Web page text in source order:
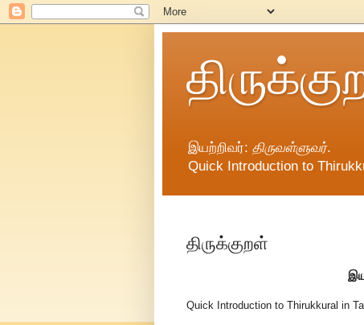
இயற்றிவர்: திருவள்ளுவர்.
Quick Introduction to
திருக்குறள்
Quick Introduction to Thirukkural in